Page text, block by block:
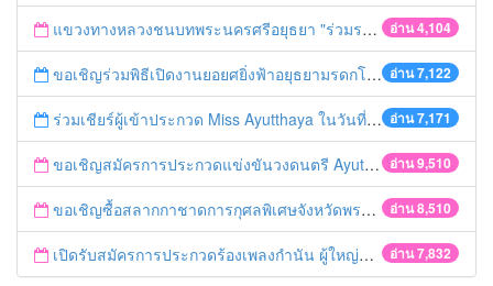
อ่าน 4,104
แขวงทางหลวงชนบทพระนครศรีอยุธยา "ร่วมรณรงค์ ขับช้า เปิดไฟหน้า คาดเข็มขัด" เทศกาลสงกรานต์ ปี 2561
อ่าน 7,122
ขอเชิญร่วมพิธีเปิดงานยอยศยิ่งฟ้าอยุธยามรดกโลก
อ่าน 7,171
ร่วมเชียร์ผู้เข้าประกวด Miss Ayutthaya ในวันที่ 15 ธันวาคม 2560
อ่าน 9,510
ขอเชิญสมัครการประกวดแข่งขันวงดนตรี Ayutthaya battle of the bands
อ่าน 8,510
ขอเชิญซื้อสลากกาชาดการกุศลพิเศษจังหวัดพระนครศรีอยุธยา 2560
อ่าน 7,832
เปิดรับสมัครการประกวดร้องเพลงกำนัน ผู้ใหญ่บ้าน ฯลฯ